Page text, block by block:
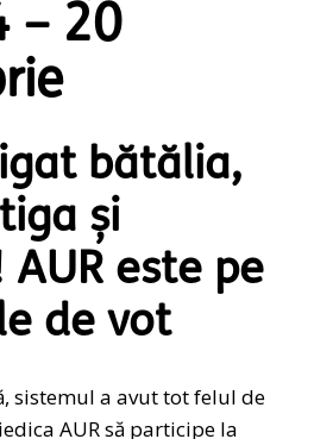
– 20
bătălia,
și
este pe
de vot
sistemul a avut tot felul de
AUR să participe la